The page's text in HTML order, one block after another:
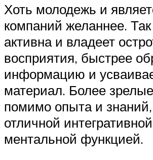
Хоть молодежь и
компаний желаннее.
активна и владеет
восприятия, быстрее
информацию и
материал. Более
помимо опыта и
отличной интегративной
ментальной функцией.